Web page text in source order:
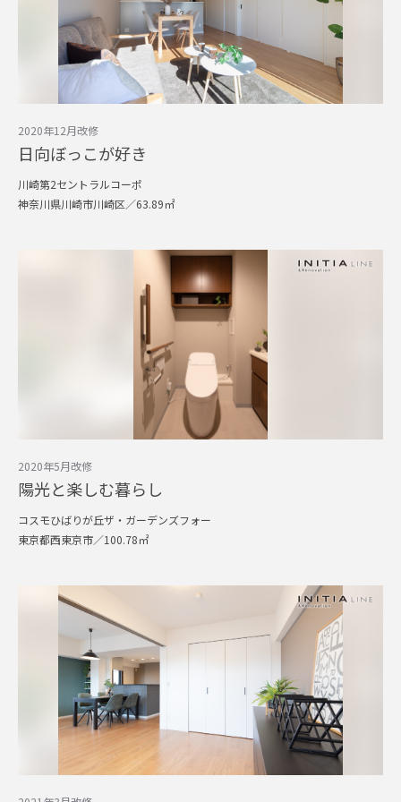
2020年12月改修
日向ぼっこが好き
川崎第2セントラルコーポ
神奈川県川崎市川崎区／63.89㎡
2020年5月改修
陽光と楽しむ暮らし
コスモひばりが丘ザ・ガーデンズフォー
東京都西東京市／100.78㎡